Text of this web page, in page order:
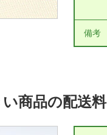
備考
商品の配送料